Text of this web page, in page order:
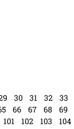
30 31 32 33
66 67 68 69
101
102 103 104